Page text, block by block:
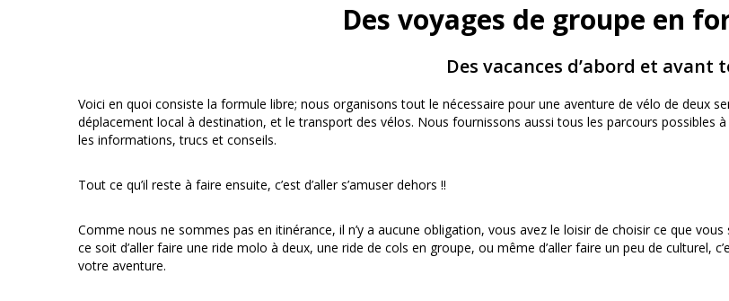
Des voyages de groupe en
Des vacances d’abord et avant
Voici en quoi consiste la formule libre; nous organisons tout le nécessaire pour une aventure de vélo de deux
déplacement local à destination, et le transport des vélos. Nous fournissons aussi tous les parcours possibles
les informations, trucs et conseils.
Tout ce qu’il reste à faire ensuite, c’est d’aller s’amuser dehors !!
Comme nous ne sommes pas en itinérance, il n’y a aucune obligation, vous avez le loisir de choisir ce que
ce soit d’aller faire une ride molo à deux, une ride de cols en groupe, ou même d’aller faire un peu de culturel,
votre aventure.